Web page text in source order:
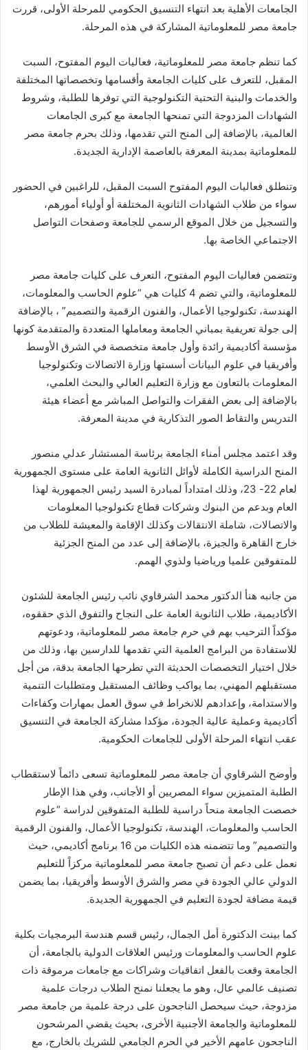
الجامعات الأهلية بعد انتهاء التنسيق الحكومي للمرحلة الأولى، قررت
جامعة مصر للمعلوماتية المشاركة في هذه المرحلة.
كما تنظم جامعة مصر للمعلوماتية، فعاليات اليوم المفتوح، السبت
المقبل، للتعرف على كليات الجامعة وأقسامها وتخصصاتها المختلفة
والخدمات والبنية التحتية التكنولوجية التي توفرها للطلبة، وشروط
الشهادات المزدوجة التي تمنحها الجامعة مع كبرى الجامعات
العالمية، بالإضافة إلى المنح التي تقدمها، وذلك بحرم جامعة مصر
للمعلوماتية بمدينة المعرفة بالعاصمة الإدارية الجديدة.
وتنطلق فعاليات اليوم المفتوح السبت المقبل، للراغبين في الحضور
سواء من طلاب الشهادات الثانوية المختلفة أو أولياء أمورهم،
والتسجيل من خلال الموقع الرسمي للجامعة وصفحات التواصل
الاجتماعي الخاصة بها.
وتتضمن فعاليات اليوم المفتوح، التعرف على كليات جامعة مصر
للمعلوماتية، والتي تضم 4 كليات هي “علوم الحاسب والمعلومات،
الهندسة، تكنولوجيا الأعمال، والفنون الرقمية والتصميم” ، بالإضافة
إلى جولة تعريفية بمباني الجامعة ومعاملها المتعددة والمتقدمة كونها
مؤسسة أكاديمية رائدة وأول جامعة متخصصة في الشرق الأوسط
وأفريقيا في علوم البيانات أسستها وزارة الاتصالات وتكنولوجيا
المعلومات بالتعاون مع وزارة التعليم العالي والبحث العلمي،
بالإضافة إلى بعض الفقرات والتواصل المباشر مع أعضاء هيئة
التدريس والتقاط الصور التذكارية في مدينة المعرفة.
وقد اعتمد مجلس أمناء الجامعة برئاسة المستشار عدلي منصور
المنح الدراسية الكاملة لأوائل الثانوية العامة على مستوى الجمهورية
لعام 22- 23، وذلك امتداداً لمبادرة السيد رئيس الجمهورية لهذا
العام وبدعم من البنوك وشركات قطاع تكنولوجيا المعلومات
والاتصالات، شاملة الانتقالات وكذلك الإقامة والمعيشة للطلاب من
خارج القاهرة والجيزة، بالإضافة إلى عدد من المنح الجزئية
للمتفوقين علميا ورياضيا ولذوي الهمم.
من جانبه هنأ الدكتور محمد الشرقاوي نائب رئيس الجامعة للشئون
الأكاديمية، طلاب الثانوية العامة على النجاح والتفوق الذي حققوه،
مؤكداً الترحيب بهم في حرم جامعة مصر للمعلوماتية، ودعوتهم
للاستفادة من البرامج العلمية التي تقدمها للدارسين بها، وذلك من
خلال اختيار التخصصات الحديثة التي تطرحها الجامعة بدقة، من أجل
مستقبلهم المهني، بما يواكب وظائف المستقبل ومتطلبات التنمية
والاستدامة، وإعدادهم للانخراط في سوق العمل بمهارات وكفاءات
أكاديمية وعملية عالية الجودة، مؤكدا مشاركة الجامعة في التنسيق
عقب انتهاء المرحلة الأولى للجامعات الحكومية.
وأوضح الشرقاوي أن جامعة مصر للمعلوماتية تسعى دائماً لاستقطاب
الطلبة المتميزين سواء المصريين أو الأجانب، وفي هذا الإطار
خصصت الجامعة منحاً دراسية للطلبة المتفوقين لدراسة “علوم
الحاسب والمعلومات، الهندسة، تكنولوجيا الأعمال، والفنون الرقمية
والتصميم” وما تتضمنه هذه الكليات من 16 برنامج أكاديمي، حيث
نعمل على دعم أن تصبح جامعة مصر للمعلوماتية مركزاً للتعليم
الدولي عالي الجودة في مصر والشرق الأوسط وأفريقيا، بما يضمن
قيمة مضافة لجودة التعليم في الجمهورية الجديدة.
كما بينت الدكتورة أمل الجمال، رئيس قسم هندسة البرمجيات بكلية
علوم الحاسب والمعلومات ورئيس العلاقات الدولية بالجامعة، أن
الجامعة وقعت بالفعل اتفاقيات وشراكات مع جامعات مرموقة ذات
تصنيف عالمي عال، وهو ما يجعلنا نمنح الطلاب درجات علمية
مزدوجة، حيث سيحصل الناجحون على درجة علمية من جامعة مصر
للمعلوماتية والجامعة الأجنبية الأخرى، بحيث يقضي المرشحون
الناجحون عامهم الأخير في الحرم الجامعي للشريك بالخارج، مع